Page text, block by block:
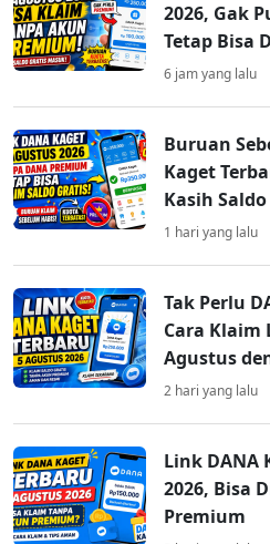
2026, Gak
Tetap Bisa
6 jam yang lalu
Buruan
Kaget
Kasih
1 hari yang lalu
Tak Perlu
Cara Klaim
Agustus
2 hari yang lalu
Link DANA
2026, Bisa
Premium